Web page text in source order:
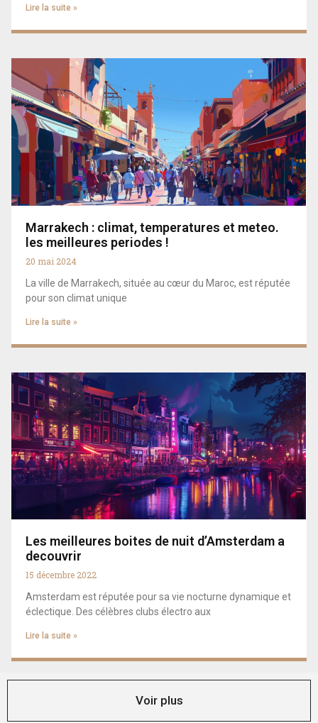
Lire la suite »
Marrakech : climat, temperatures et meteo.
les meilleures periodes !
20 mai 2024
La ville de Marrakech, située au cœur du Maroc, est réputée
pour son climat unique
Lire la suite »
Les meilleures boites de nuit d’Amsterdam a
decouvrir
15 décembre 2022
Amsterdam est réputée pour sa vie nocturne dynamique et
éclectique. Des célèbres clubs électro aux
Lire la suite »
Voir plus